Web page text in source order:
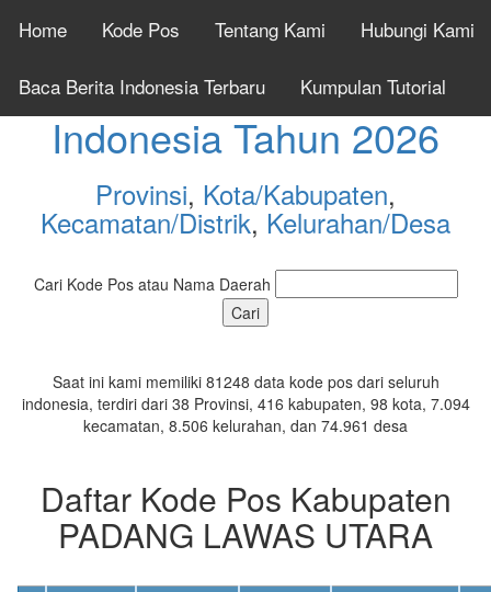
Home Kode Pos Tentang Kami Hubungi Kami
Baca Berita Indonesia Terbaru Kumpulan Tutorial
Cek Kode Pos Seluruh
Indonesia Tahun 2026
Provinsi, Kota/Kabupaten,
Kecamatan/Distrik, Kelurahan/Desa
Cari Kode Pos atau Nama Daerah
Saat ini kami memiliki 81248 data kode pos dari seluruh
indonesia, terdiri dari 38 Provinsi, 416 kabupaten, 98 kota, 7.094
kecamatan, 8.506 kelurahan, dan 74.961 desa
Daftar Kode Pos Kabupaten
PADANG LAWAS UTARA